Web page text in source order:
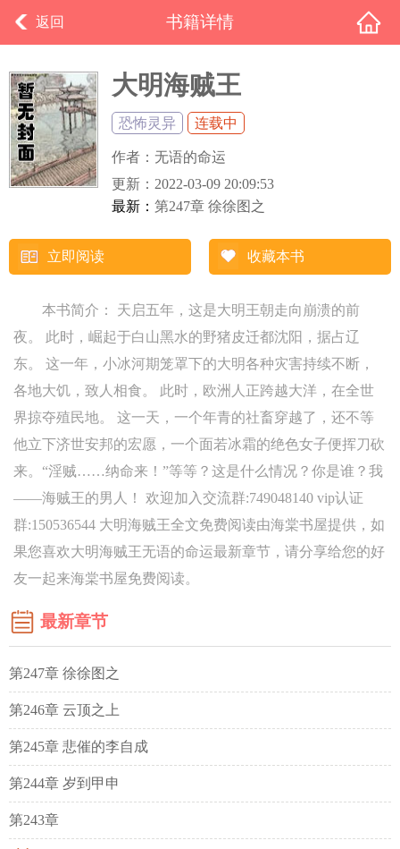
返回 书籍详情
大明海贼王
恐怖灵异 连载中
作者： 无语的命运
更新： 2022-03-09 20:09:53
最新： 第247章 徐徐图之
立即阅读 收藏本书
本书简介： 天启五年，这是大明王朝走向崩溃的前
夜。 此时，崛起于白山黑水的野猪皮迁都沈阳，据占辽
东。 这一年，小冰河期笼罩下的大明各种灾害持续不断，
各地大饥，致人相食。 此时，欧洲人正跨越大洋，在全世
界掠夺殖民地。 这一天，一个年青的社畜穿越了，还不等
他立下济世安邦的宏愿，一个面若冰霜的绝色女子便挥刀砍
来。“淫贼……纳命来！”等等？这是什么情况？你是谁？我
——海贼王的男人！ 欢迎加入交流群:749048140 vip认证
群:150536544 大明海贼王全文免费阅读由海棠书屋提供，如
果您喜欢大明海贼王无语的命运最新章节，请分享给您的好
友一起来海棠书屋免费阅读。
最新章节
第247章 徐徐图之
第246章 云顶之上
第245章 悲催的李自成
第244章 岁到甲申
第243章